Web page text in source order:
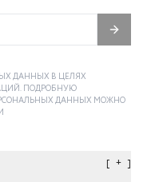
ДАННЫХ В ЦЕЛЯХ
ПОДРОБНУЮ
ДАННЫХ МОЖНО
+